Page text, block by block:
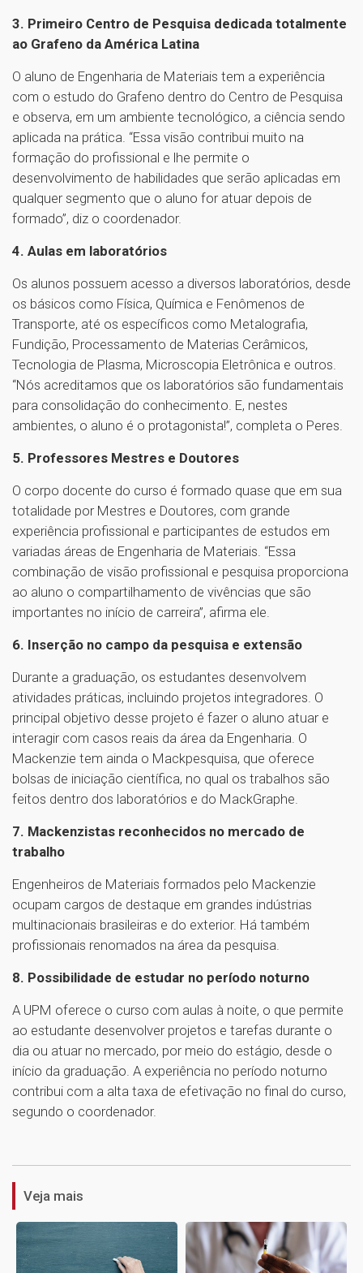
3. Primeiro Centro de Pesquisa dedicada totalmente
ao Grafeno da América Latina
O aluno de Engenharia de Materiais tem a experiência
com o estudo do Grafeno dentro do Centro de Pesquisa
e observa, em um ambiente tecnológico, a ciência sendo
aplicada na prática. “Essa visão contribui muito na
formação do profissional e lhe permite o
desenvolvimento de habilidades que serão aplicadas em
qualquer segmento que o aluno for atuar depois de
formado”, diz o coordenador.
4. Aulas em laboratórios
Os alunos possuem acesso a diversos laboratórios, desde
os básicos como Física, Química e Fenômenos de
Transporte, até os específicos como Metalografia,
Fundição, Processamento de Materias Cerâmicos,
Tecnologia de Plasma, Microscopia Eletrônica e outros.
“Nós acreditamos que os laboratórios são fundamentais
para consolidação do conhecimento. E, nestes
ambientes, o aluno é o protagonista!”, completa o Peres.
5. Professores Mestres e Doutores
O corpo docente do curso é formado quase que em sua
totalidade por Mestres e Doutores, com grande
experiência profissional e participantes de estudos em
variadas áreas de Engenharia de Materiais. “Essa
combinação de visão profissional e pesquisa proporciona
ao aluno o compartilhamento de vivências que são
importantes no início de carreira”, afirma ele.
6. Inserção no campo da pesquisa e extensão
Durante a graduação, os estudantes desenvolvem
atividades práticas, incluindo projetos integradores. O
principal objetivo desse projeto é fazer o aluno atuar e
interagir com casos reais da área da Engenharia. O
Mackenzie tem ainda o Mackpesquisa, que oferece
bolsas de iniciação científica, no qual os trabalhos são
feitos dentro dos laboratórios e do MackGraphe.
7. Mackenzistas reconhecidos no mercado de
trabalho
Engenheiros de Materiais formados pelo Mackenzie
ocupam cargos de destaque em grandes indústrias
multinacionais brasileiras e do exterior. Há também
profissionais renomados na área da pesquisa.
8. Possibilidade de estudar no período noturno
A UPM oferece o curso com aulas à noite, o que permite
ao estudante desenvolver projetos e tarefas durante o
dia ou atuar no mercado, por meio do estágio, desde o
início da graduação. A experiência no período noturno
contribui com a alta taxa de efetivação no final do curso,
segundo o coordenador.
Veja mais